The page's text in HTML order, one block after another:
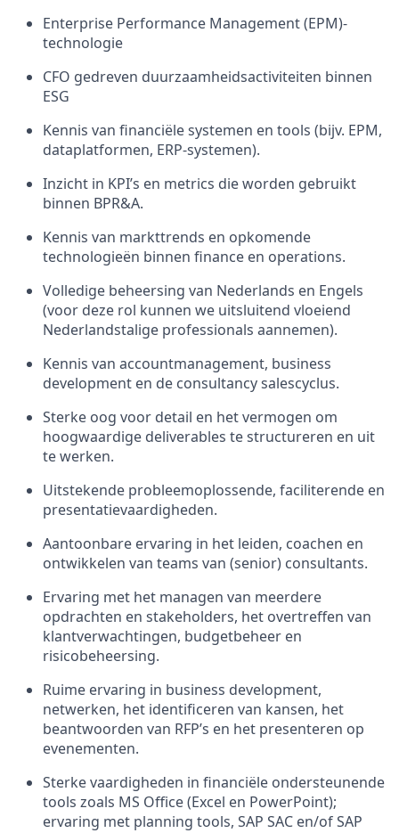
Enterprise Performance Management (EPM)-
technologie
CFO gedreven duurzaamheidsactiviteiten binnen
ESG
Kennis van financiële systemen en tools (bijv. EPM,
dataplatformen, ERP-systemen).
Inzicht in KPI’s en metrics die worden gebruikt
binnen BPR&A.
Kennis van markttrends en opkomende
technologieën binnen finance en operations.
Volledige beheersing van Nederlands en Engels
(voor deze rol kunnen we uitsluitend vloeiend
Nederlandstalige professionals aannemen).
Kennis van accountmanagement, business
development en de consultancy salescyclus.
Sterke oog voor detail en het vermogen om
hoogwaardige deliverables te structureren en uit
te werken.
Uitstekende probleemoplossende, faciliterende en
presentatievaardigheden.
Aantoonbare ervaring in het leiden, coachen en
ontwikkelen van teams van (senior) consultants.
Ervaring met het managen van meerdere
opdrachten en stakeholders, het overtreffen van
klantverwachtingen, budgetbeheer en
risicobeheersing.
Ruime ervaring in business development,
netwerken, het identificeren van kansen, het
beantwoorden van RFP’s en het presenteren op
evenementen.
Sterke vaardigheden in financiële ondersteunende
tools zoals MS Office (Excel en PowerPoint);
ervaring met planning tools, SAP SAC en/of SAP